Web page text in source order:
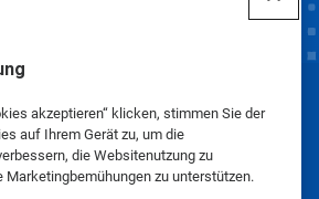
akzeptieren“ klicken, stimmen Sie der
auf Ihrem Gerät zu, um die
die Websitenutzung zu
Marketingbemühungen zu unterstützen.
Ecolab Inc. 2025
|Datenschutzrichtlinie